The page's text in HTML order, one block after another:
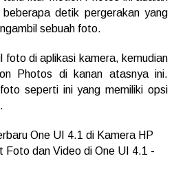
detik pergerakan yang
sebuah foto.
foto di aplikasi kamera, kemudian
Photos di kanan atasnya ini.
seperti ini yang memiliki opsi